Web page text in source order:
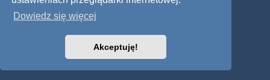
Dowiedz się więcej
Akceptuję!